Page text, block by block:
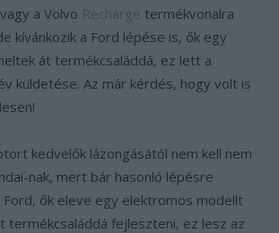
a Volvo Recharge termékvonalra
kívánkozik a Ford lépése is, ők egy
át termékcsaláddá, ez lett a
küldetése. Az már kérdés, hogy volt is
kedvelők lázongásától nem kell nem
nak, mert bár hasonló lépésre
Ford, ők eleve egy elektromos modellt
termékcsaláddá fejleszteni, ez lesz az